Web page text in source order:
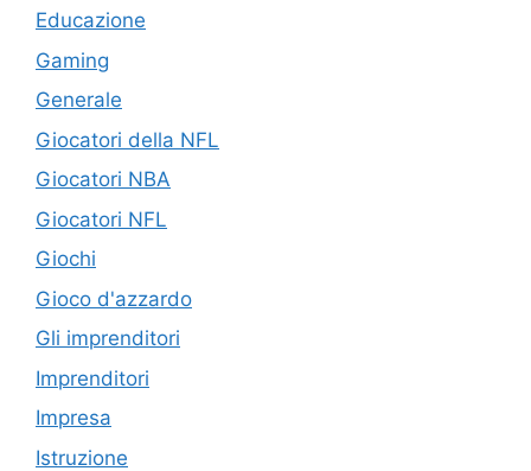
Educazione
Gaming
Generale
Giocatori della NFL
Giocatori NBA
Giocatori NFL
Giochi
Gioco d'azzardo
Gli imprenditori
Imprenditori
Impresa
Istruzione